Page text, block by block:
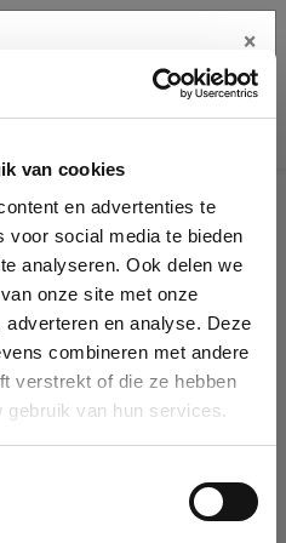
van cookies
en advertenties te
voor social media te bieden
analyseren. Ook delen we
onze site met onze
en analyse. Deze
combineren met andere
verstrekt of die ze hebben
van hun services.
details
database by name, VAT or
selected it will auto-complete the
in our database, you can create
×